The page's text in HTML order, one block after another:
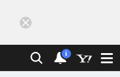
検索 通知
i